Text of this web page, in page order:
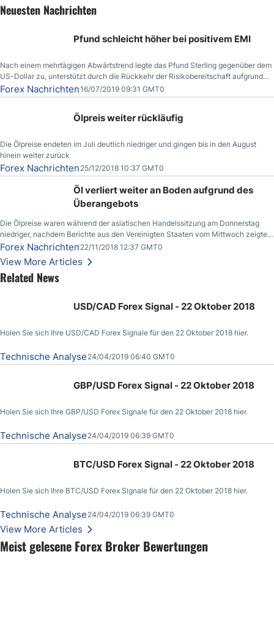
Meist gelesene Forex Broker Bewertungen
Neuesten Nachrichten
Pfund schleicht höher bei positivem EMI
Nach einem mehrtägigen Abwärtstrend legte das Pfund Sterling gegenüber dem
US-Dollar zu, unterstützt durch die Rückkehr der Risikobereitschaft aufgrund
der Nachricht,
Forex Nachrichten16/07/2019 09:31 GMT0
Ölpreis weiter rückläufig
Die Ölpreise endeten im Juli deutlich niedriger und gingen bis in den August
hinein weiter zurück
Forex Nachrichten 25/12/2018 10:37 GMT0
Öl verliert weiter an Boden aufgrund des
Überangebots
Die Ölpreise waren während der asiatischen Handelssitzung am Donnerstag
niedriger, nachdem Berichte aus den Vereinigten Staaten vom Mittwoch zeigten,
dass die US-Rohöllagerbestände den höchsten Stand seit Dezember 2017
erreichten.
Forex Nachrichten 22/11/2018 12:37 GMT0
View More Articles
Related News
USD/CAD Forex Signal - 22 Oktober 2018
Holen Sie sich Ihre USD/CAD Forex Signale für den 22 Oktober 2018 hier.
Technische Analyse 24/04/2019 06:40 GMT0
GBP/USD Forex Signal - 22 Oktober 2018
Holen Sie sich Ihre GBP/USD Forex Signale für den 22 Oktober 2018 hier.
Technische Analyse 24/04/2019 06:39 GMT0
BTC/USD Forex Signal - 22 Oktober 2018
Holen Sie sich Ihre BTC/USD Forex Signale für den 22 Oktober 2018 hier.
Technische Analyse 24/04/2019 06:39 GMT0
View More Articles